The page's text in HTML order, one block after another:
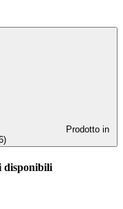
Prodotto in
disponibili